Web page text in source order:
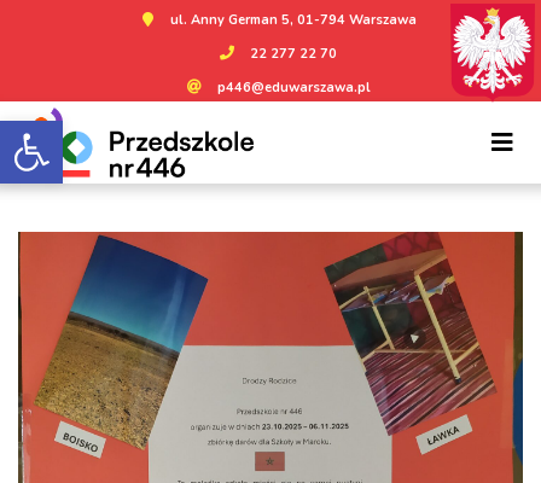
Otwórz pasek narzędzi
ul. Anny German 5, 01-794 Warszawa
22 277 22 70
p446@eduwarszawa.pl